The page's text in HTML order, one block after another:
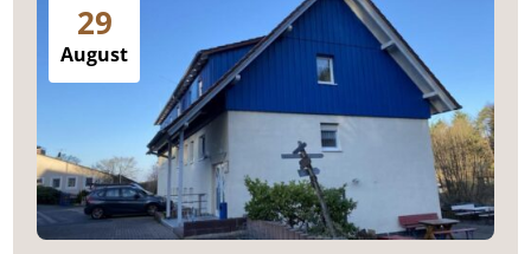
29
August